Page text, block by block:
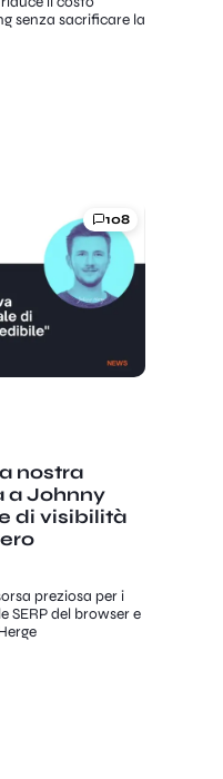
senza sacrificare la
108
nostra
a Johnny
di visibilità
preziosa per i
SERP del browser e